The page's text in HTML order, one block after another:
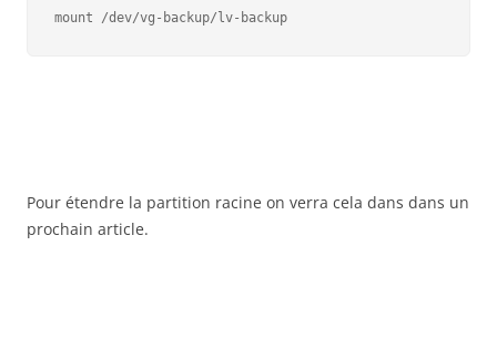
mount /dev/vg-backup/lv-backup
Pour étendre la partition racine on verra cela dans dans un
prochain article.